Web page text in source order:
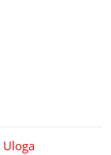
Uloga